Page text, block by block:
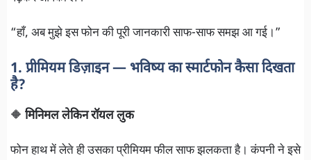
“हाँ, अब मुझे इस फोन की पूरी जानकारी साफ-साफ समझ आ गई।”
1. प्रीमियम डिज़ाइन — भविष्य का स्मार्टफोन कैसा दिखता
है?
🔶 मिनिमल लेकिन रॉयल लुक
फोन हाथ में लेते ही उसका प्रीमियम फील साफ झलकता है। कंपनी ने इसे